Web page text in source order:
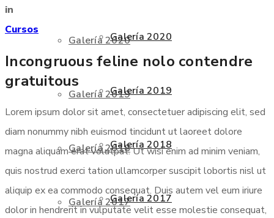
Galería 2020
Galería 2019
Galería 2018
Galería 2017
Galería 2020
Galería 2019
Galería 2018
Galería 2017
in
Cursos
Incongruous feline nolo contendre
gratuitous
Lorem ipsum dolor sit amet, consectetuer adipiscing elit, sed
diam nonummy nibh euismod tincidunt ut laoreet dolore
magna aliquam erat volutpat. Ut wisi enim ad minim veniam,
quis nostrud exerci tation ullamcorper suscipit lobortis nisl ut
aliquip ex ea commodo consequat. Duis autem vel eum iriure
dolor in hendrerit in vulputate velit esse molestie consequat,